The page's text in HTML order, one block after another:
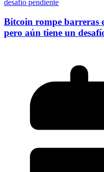
Bitcoin rompe barreras
pero aún tiene un